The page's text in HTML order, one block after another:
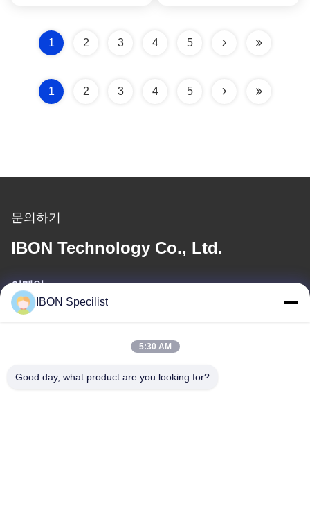
1 2 3 4 5
1 2 3 4 5
문의하기
IBON Technology Co., Ltd.
이메일
IBON Specilist
5:30 AM
Good day, what product are you looking for?